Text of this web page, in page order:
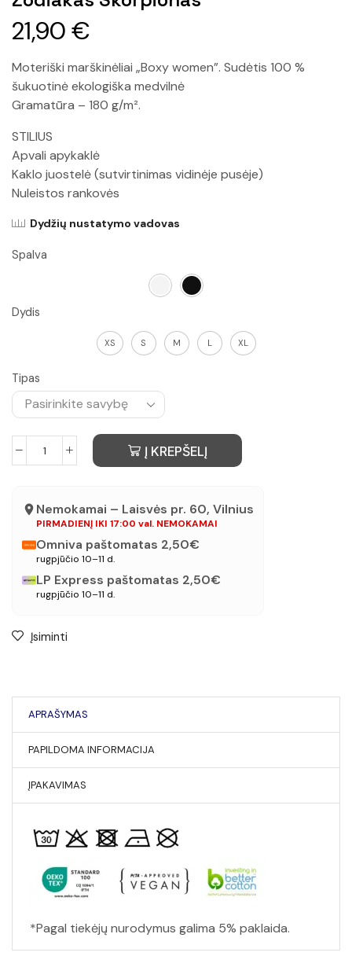
21,90€
Moteriški marškinėliai „Boxy women”. Sudėtis 100 %
šukuotinė ekologiška medvilnė
Gramatūra – 180 g/m².
STILIUS
Apvali apykaklė
Kaklo juostelė (sutvirtinimas vidinėje pusėje)
Nuleistos rankovės
Dydžių nustatymo vadovas
Spalva
Dydis
XS S M L XL
Tipas
Į KREPŠELĮ
Nemokamai – Laisvės pr. 60, Vilnius
PIRMADIENĮ IKI 17:00 val. NEMOKAMAI
Omniva paštomatas 2,50€
rugpjūčio 10–11 d.
LP Express paštomatas 2,50€
rugpjūčio 10–11 d.
Įsiminti
APRAŠYMAS
PAPILDOMA INFORMACIJA
ĮPAKAVIMAS
*Pagal tiekėjų nurodymus galima 5% paklaida.